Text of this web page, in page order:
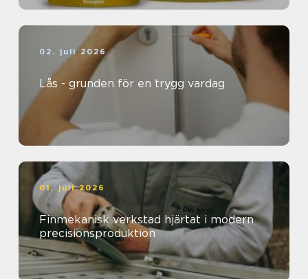
02. juli 2026
Lås - grunden för en trygg vardag
01. juli 2026
Finmekanisk verkstad hjärtat i modern
precisionsproduktion